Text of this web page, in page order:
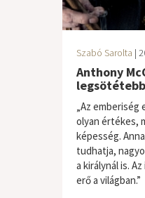
Szabó Sarolta |
Anthony
„Az
olyan értékes,
képesség.
tudhatja,
a királynál is.
erő a